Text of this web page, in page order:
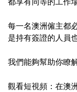
每一名澳洲僱主都
是持有簽證的人員
我們能夠幫助你瞭
觀看短視頻：在澳